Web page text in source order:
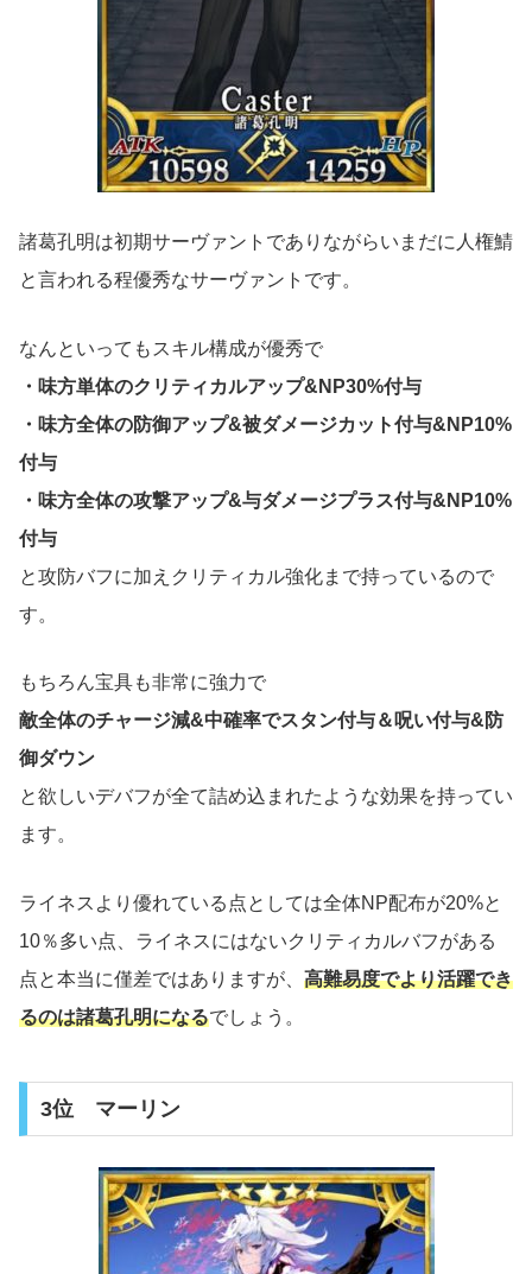
諸葛孔明は初期サーヴァントでありながらいまだに人権鯖
と言われる程優秀なサーヴァントです。
なんといってもスキル構成が優秀で
・味方単体のクリティカルアップ&NP30%付与
・味方全体の防御アップ&被ダメージカット付与&NP10%
付与
・味方全体の攻撃アップ&与ダメージプラス付与&NP10%
付与
と攻防バフに加えクリティカル強化まで持っているので
す。
もちろん宝具も非常に強力で
敵全体のチャージ減&中確率でスタン付与＆呪い付与&防
御ダウン
と欲しいデバフが全て詰め込まれたような効果を持ってい
ます。
ライネスより優れている点としては全体NP配布が20%と
10％多い点、ライネスにはないクリティカルバフがある
点と本当に僅差ではありますが、 高難易度でより活躍でき
るのは諸葛孔明になるでしょう。
3位 マーリン